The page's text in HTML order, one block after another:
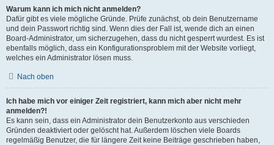
Warum kann ich mich nicht anmelden?
Dafür gibt es viele mögliche Gründe. Prüfe zunächst, ob dein Benutzername
und dein Passwort richtig sind. Wenn dies der Fall ist, wende dich an einen
Board-Administrator, um sicherzugehen, dass du nicht gesperrt wurdest. Es ist
ebenfalls möglich, dass ein Konfigurationsproblem mit der Website vorliegt,
welches ein Administrator lösen muss.
Nach oben
Ich habe mich vor einiger Zeit registriert, kann mich aber nicht mehr
anmelden?!
Es kann sein, dass ein Administrator dein Benutzerkonto aus verschieden
Gründen deaktiviert oder gelöscht hat. Außerdem löschen viele Boards
regelmäßig Benutzer, die für längere Zeit keine Beiträge geschrieben haben,